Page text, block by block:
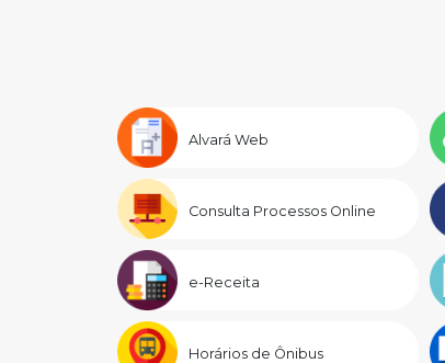
Alvará Web
Consulta Processos Online
e-Receita
Horários de Ônibus